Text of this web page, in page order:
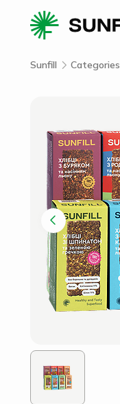
Sunfill Categories